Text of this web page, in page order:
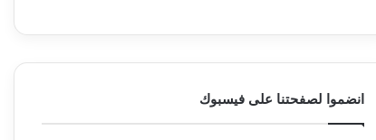
انضموا لصفحتنا على فيسبوك